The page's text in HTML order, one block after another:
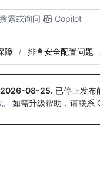
搜索或询问 Copilot
障 排查安全配置问题
2026-08-25. 已停止发布
。 如需升级帮助，请联系